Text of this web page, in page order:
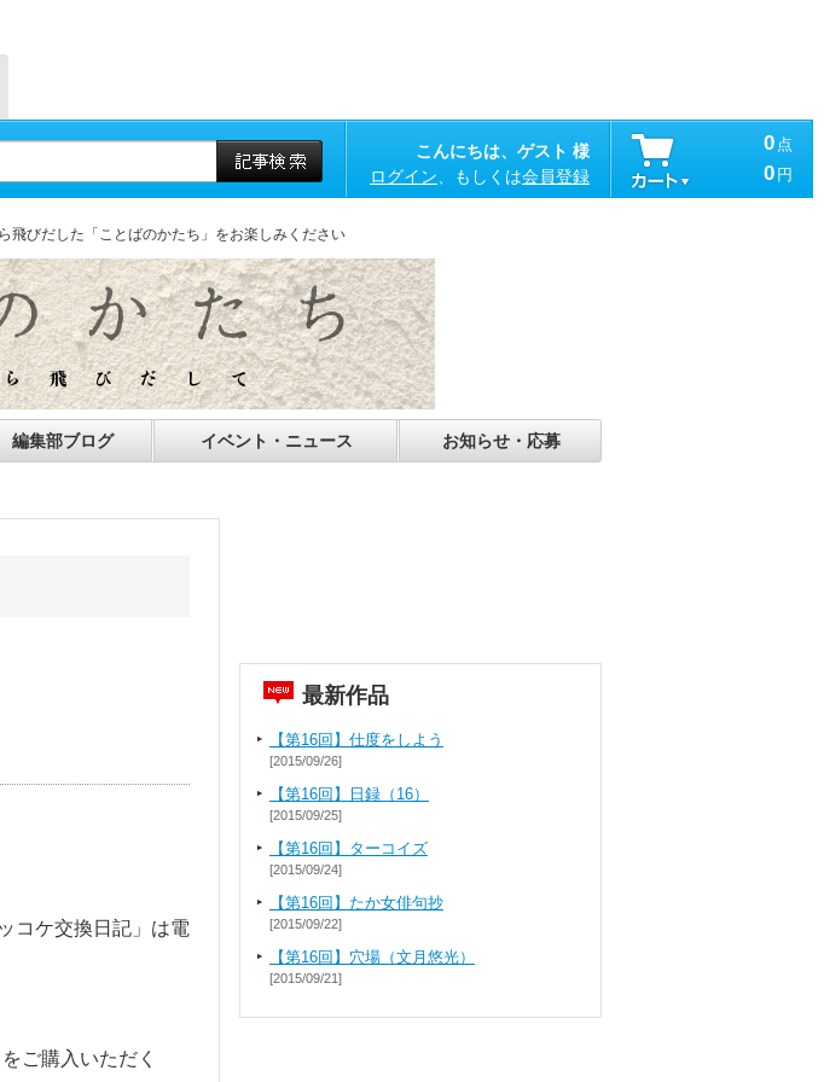
こんにちは、ゲスト 様
ログイン 、もしくは会員登録
0 点
0 円
飛びだした「ことばのかたち」をお楽しみください
編集部ブログ イベント・ニュース お知らせ・応募
コケ交換日記」は電
をご購入いただく
最新作品
【第16回】仕度をしよう
[2015/09/26]
【第16回】日録（16）
[2015/09/25]
【第16回】ターコイズ
[2015/09/24]
【第16回】たか女俳句抄
[2015/09/22]
【第16回】穴場（文月悠光）
[2015/09/21]